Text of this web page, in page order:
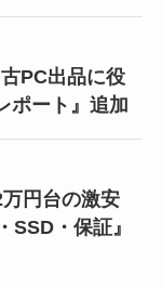
PC出品に役
ポート』追加
円台の激安
・保証』